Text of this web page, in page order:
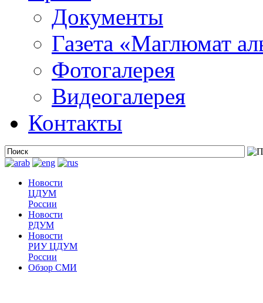
Документы
Газета «Маглюмат
Фотогалерея
Видеогалерея
Контакты
Новости
ЦДУМ
России
Новости
РДУМ
Новости
РИУ ЦДУМ
России
Обзор СМИ